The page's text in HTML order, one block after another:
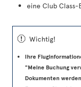
eine Club
ü Wichtig!
Ihre
"Meine Buchung
Dokumenten